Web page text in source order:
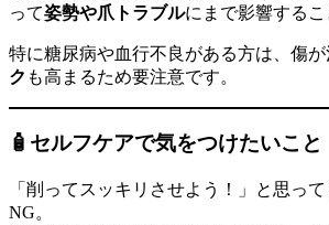
って姿勢や爪トラブルにまで影響する
特に糖尿病や血行不良がある方は、傷が
ク も高まるため要注意です。
🧴セルフケアで気をつけたいこと
「削ってスッキリさせよう！」と思っ
NG。